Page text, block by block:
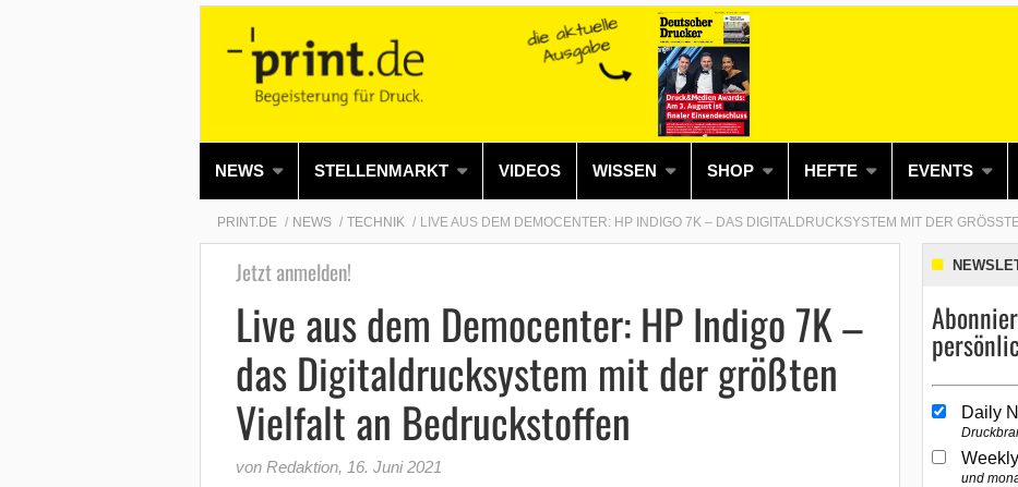
NEWS STELLENMARKT VIDEOS WISSEN SHOP HEFTE EVENTS Alles
PRINT.DE NEWS TECHNIK LIVE AUS DEM DEMOCENTER: HP INDIGO 7K – DAS DIGITALDRUCKSYSTEM MIT DER
Jetzt anmelden!
Live aus dem Democenter: HP Indigo 7K –
das Digitaldrucksystem mit der größten
Vielfalt an Bedruckstoffen
von Redaktion, 16. Juni 2021
Daily
und